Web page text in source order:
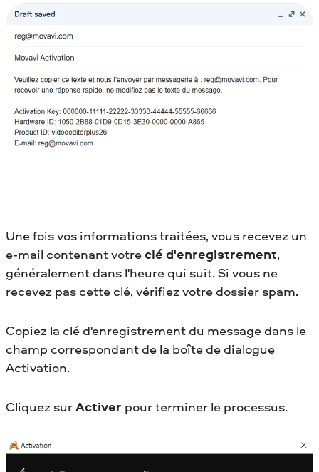
Une fois vos informations traitées, vous recevez un
e-mail contenant votreclé d'enregistrement,
généralement dans l'heure qui suit. Si vous ne
recevez pas cette clé, vérifiez votre dossier spam.
Copiez la clé d'enregistrement du message dans le
champ correspondant de la boîte de dialogue
Activation.
Cliquez surActiver pour terminer le processus.